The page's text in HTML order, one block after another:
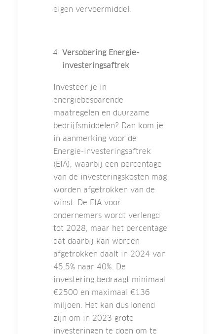
eigen vervoermiddel.
Versobering Energie-
investeringsaftrek
Investeer je in
energiebesparende
maatregelen en duurzame
bedrijfsmiddelen? Dan kom je
in aanmerking voor de
Energie-investeringsaftrek
(EIA), waarbij een percentage
van de investeringskosten mag
worden afgetrokken van de
winst. De EIA voor
ondernemers wordt verlengd
tot 2028, maar het percentage
dat daarbij kan worden
afgetrokken daalt in 2024 van
45,5% naar 40%. De
investering bedraagt minimaal
€2500 en maximaal €136
miljoen. Het kan dus lonend
zijn om in 2023 grote
investeringen te doen om te